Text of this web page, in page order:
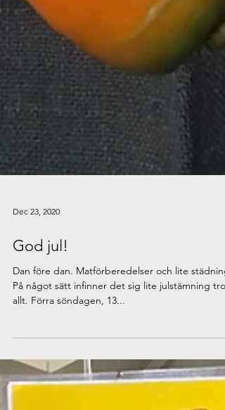
Dec 23, 2020
God jul!
Dan före dan. Matförberedelser och lite